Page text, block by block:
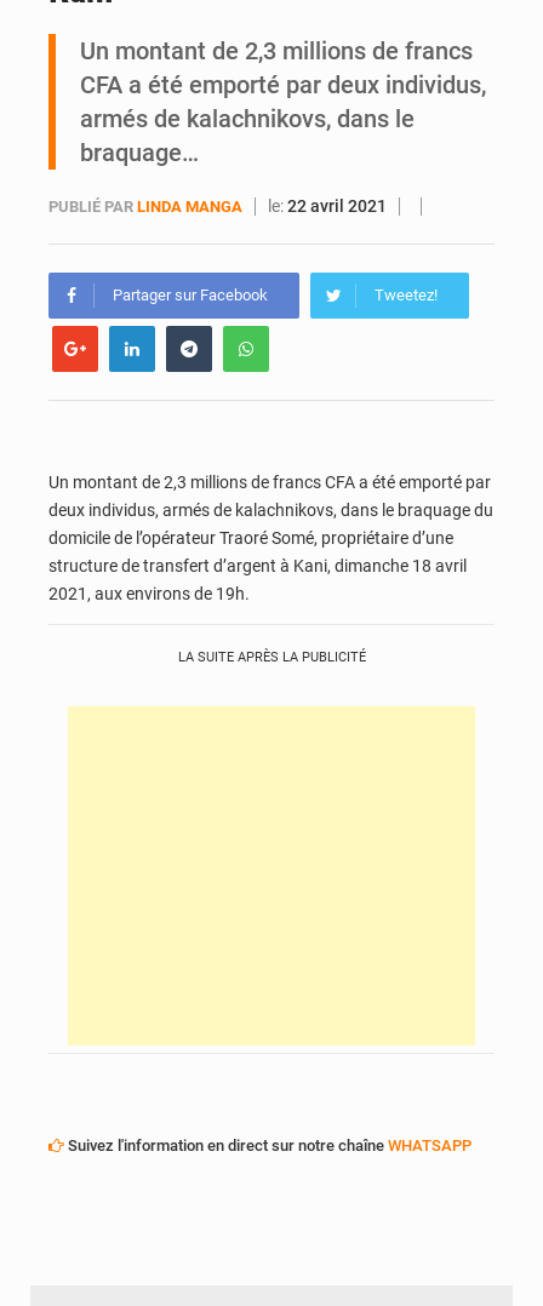
SOTRA / Yopougon : la gare Kouté délocalisée temporairement vers SIDECI pour la fête de l’Indépendance
Un montant de 2,3 millions de francs
CFA a été emporté par deux individus,
armés de kalachnikovs, dans le
braquage…
PUBLIÉ PAR LINDA MANGA le:22 avril 2021
Partager sur Facebook Tweetez!
Un montant de 2,3 millions de francs CFA a été emporté par
deux individus, armés de kalachnikovs, dans le braquage du
domicile de l’opérateur Traoré Somé, propriétaire d’une
structure de transfert d’argent à Kani, dimanche 18 avril
2021, aux environs de 19h.
LA SUITE APRÈS LA PUBLICITÉ
Suivez l'information en direct sur notre chaîne WHATSAPP